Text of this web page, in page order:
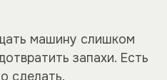
машину слишком
запахи. Есть
сделать.